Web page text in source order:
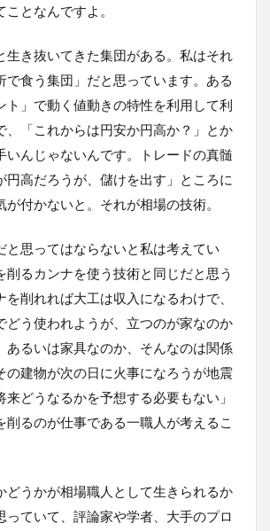
となんですよ。
生き抜いてきた集団がある。私はそれ
で食う集団」だと思っています。ある
ト」で動く値動きの特性を利用して利
、「これからは円安か円高か？」とか
いんじゃないんです。トレードの真髄
円高だろうが、儲けを出す」ところに
が付かないと。それが相場の技術。
と思ってはならないと私は考えてい
削るカンナを使う技術と同じだと思う
を削れれば大工は収入になるわけで、
どう使われようが、立つのが家なのか
あるいは家具なのか、そんなのは関係
の建物が次の日に火事になろうが地震
来どうなるかを予想する必要もない」
削るのが仕事である一職人が考えるこ
どうかが相場職人として生きられるか
っていて、評論家や学者、大手のプロ